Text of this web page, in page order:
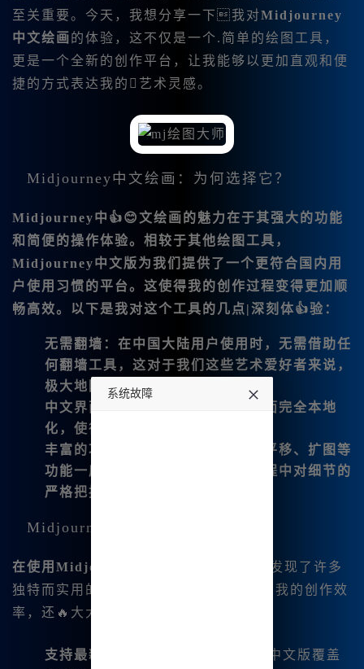
至关重要。今天，我想分享一下我对Midjourney
中文绘画的体验，这不仅是一个.简单的绘图工具，
更是一个全新的创作平台，让我能够以更加直观和便
捷的方式表达我的艺术灵感。
Midjourney中文绘画：为何选择它？
Midjourney中👍😊文绘画 的魅力在于其强大的功能
和简便的操作体验。相较于其他绘图工具，
Midjourney中文版为我们提供了一个更符合国内用
户使用习惯的平台。这使得我的创作过程变得更加顺
畅高效。以下是我对这个工具的几点|深刻体👍验：
无需翻墙 ：在中国大陆用户使用时，无需借助任
何翻墙工具，这对于我们这些艺术爱好者来说，
极大地降低了使用门槛。
中文界面
：支持直接输入中文，界面完全本地
化，使得操作更加直观。
丰富的功能
：如图片编辑、微调、平移、扩图等
功能一应俱全，满足了我在创作过程中对细节的
严格把控。
Midjourney中文版的独特功能
在使用 Midjourney中文版
的过程中，我发现了许多
独特而实用的功能，这些功能不仅提升了我的创作效
率，还🔥大大扩展了我的创作可能性。
支持最新版本
：目前😊Midjourney中文版覆盖
系统故障